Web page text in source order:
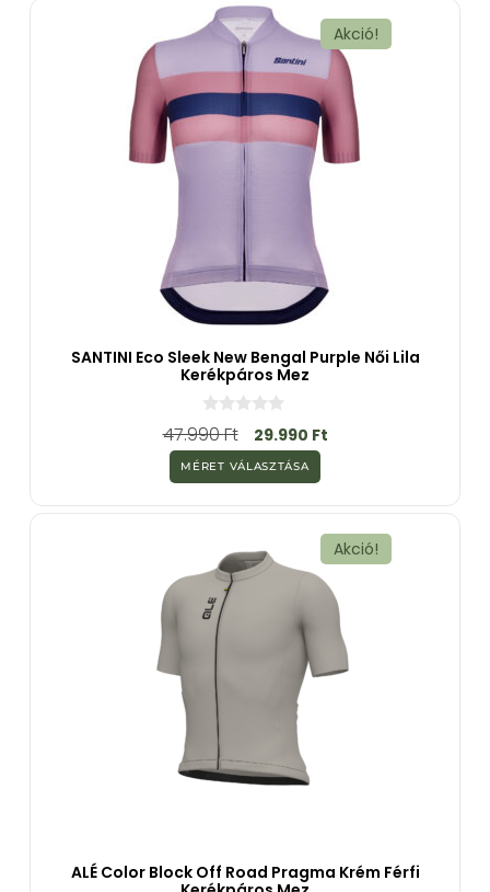
Akció!
SANTINI Eco Sleek New Bengal Purple Női Lila
Kerékpáros Mez
0
a
5
-
b
ő
47.990Ft 29.990 Ft
MÉRET VÁLASZTÁSA
Akció!
ALÉ Color Block Off Road Pragma Krém Férfi